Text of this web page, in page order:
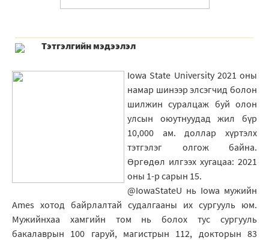
Тэтгэлгийн мэдээлэл
Iowa State University 2021 оны
намар шинээр элсэгчид болон
шилжин суралцаж буй олон
улсын оюутнуудад жил бүр
10,000 ам. доллар хүртэлх
тэтгэлэг олгож байна.
Өргөдөл илгээх хугацаа: 2021
оны 1-р сарын 15.
@IowaStateU нь Iowa мужийн
Ames хотод байрлалтай судалгааны их сургууль юм.
Мужийнхаа хамгийн том нь болох тус сургууль
бакалаврын 100 гаруй, магистрын 112, докторын 83